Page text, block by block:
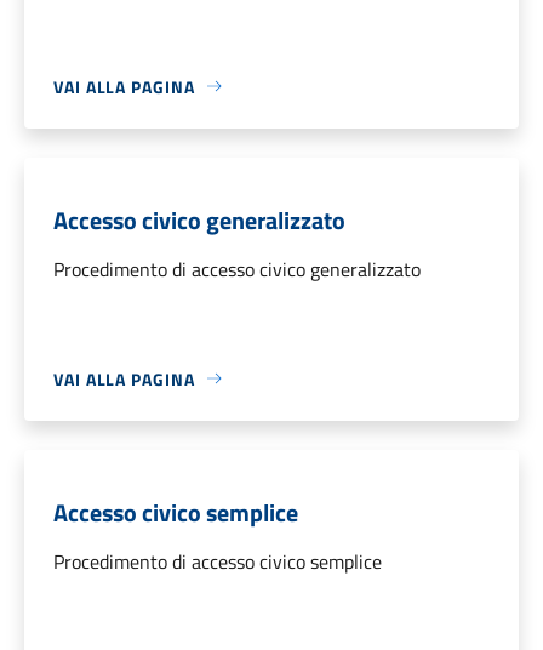
VAI ALLA PAGINA
Accesso civico generalizzato
Procedimento di accesso civico generalizzato
VAI ALLA PAGINA
Accesso civico semplice
Procedimento di accesso civico semplice